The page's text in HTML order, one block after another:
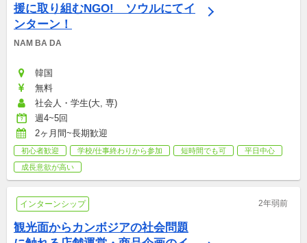
援に取り組むNGO!　ソウルにてイ
ンターン！
NAM BA DA
韓国
無料
社会人・学生(大, 専)
週4~5回
2ヶ月間~長期歓迎
初心者歓迎 学校/仕事終わりから参加 短時間でも可
平日中心
成長意欲が高い
インターンシップ 2年弱前
観光面からカンボジアの社会問題